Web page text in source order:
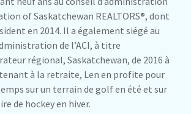
of Saskatchewan REALTORS®, dont
en 2014. Il a également siégé au
de l’ACI, à titre
régional, Saskatchewan, de 2016 à
à la retraite, Len en profite pour
sur un terrain de golf en été et sur
de hockey en hiver.